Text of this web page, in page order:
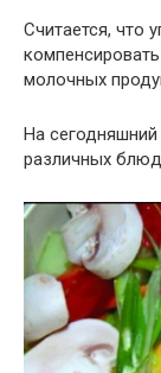
Считается, что
молочных
На
различных